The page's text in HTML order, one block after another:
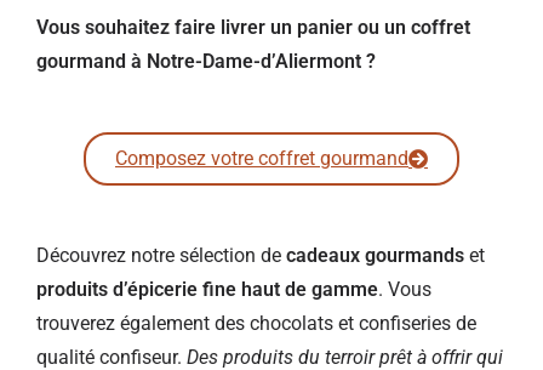
Vous souhaitez faire livrer un panier ou un coffret
gourmand à Notre-Dame-d’Aliermont ?
Composez votre coffret gourmand
Découvrez notre sélection de cadeaux gourmands et
produits d’épicerie fine haut de gamme. Vous
trouverez également des chocolats et confiseries de
qualité confiseur. Des produits du terroir prêt à offrir qui